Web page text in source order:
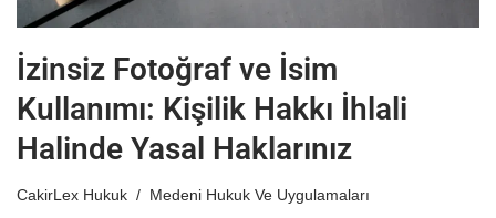
İzinsiz Fotoğraf ve İsim
Kullanımı: Kişilik Hakkı İhlali
Halinde Yasal Haklarınız
CakirLex Hukuk Medeni Hukuk Ve Uygulamaları